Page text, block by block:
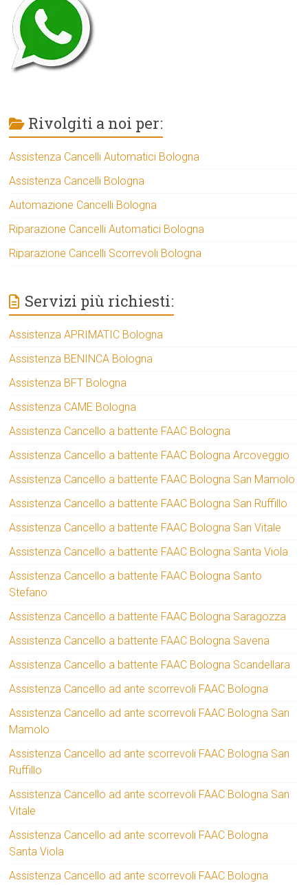
Rivolgiti a noi per:
Assistenza Cancelli Automatici Bologna
Assistenza Cancelli Bologna
Automazione Cancelli Bologna
Riparazione Cancelli Automatici Bologna
Riparazione Cancelli Scorrevoli Bologna
Servizi più richiesti:
Assistenza APRIMATIC Bologna
Assistenza BENINCA Bologna
Assistenza BFT Bologna
Assistenza CAME Bologna
Assistenza Cancello a battente FAAC Bologna
Assistenza Cancello a battente FAAC Bologna Arcoveggio
Assistenza Cancello a battente FAAC Bologna San Mamolo
Assistenza Cancello a battente FAAC Bologna San Ruffillo
Assistenza Cancello a battente FAAC Bologna San Vitale
Assistenza Cancello a battente FAAC Bologna Santa Viola
Assistenza Cancello a battente FAAC Bologna Santo
Stefano
Assistenza Cancello a battente FAAC Bologna Saragozza
Assistenza Cancello a battente FAAC Bologna Savena
Assistenza Cancello a battente FAAC Bologna Scandellara
Assistenza Cancello ad ante scorrevoli FAAC Bologna
Assistenza Cancello ad ante scorrevoli FAAC Bologna San
Mamolo
Assistenza Cancello ad ante scorrevoli FAAC Bologna San
Ruffillo
Assistenza Cancello ad ante scorrevoli FAAC Bologna San
Vitale
Assistenza Cancello ad ante scorrevoli FAAC Bologna
Santa Viola
Assistenza Cancello ad ante scorrevoli FAAC Bologna